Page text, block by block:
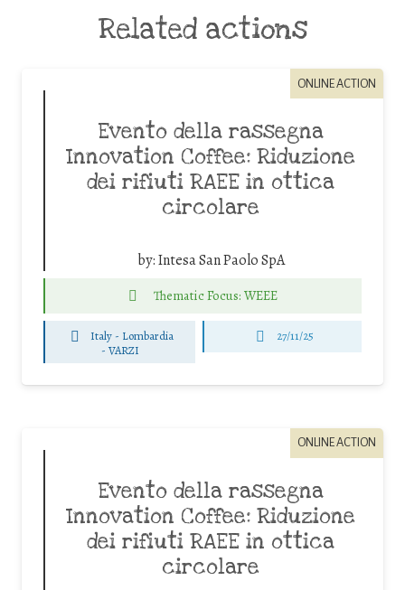
Related actions
ONLINE ACTION
Evento della rassegna
Innovation Coffee: Riduzione
dei rifiuti RAEE in ottica
circolare
by:Intesa San Paolo SpA
Thematic Focus: WEEE
Italy - Lombardia
- VARZI
27/11/25
ONLINE ACTION
Evento della rassegna
Innovation Coffee: Riduzione
dei rifiuti RAEE in ottica
circolare